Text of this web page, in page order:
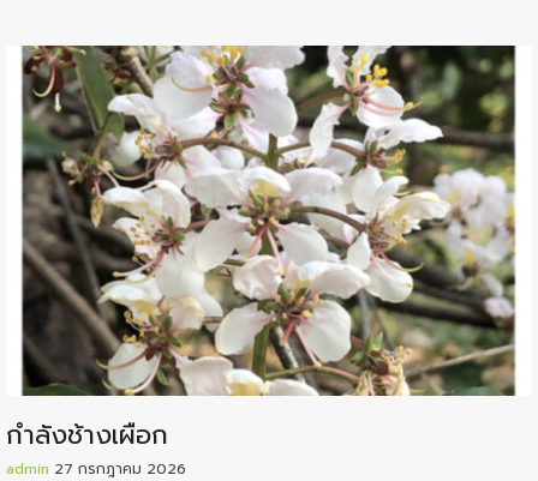
กำลังช้างเผือก
admin 27 กรกฎาคม 2026